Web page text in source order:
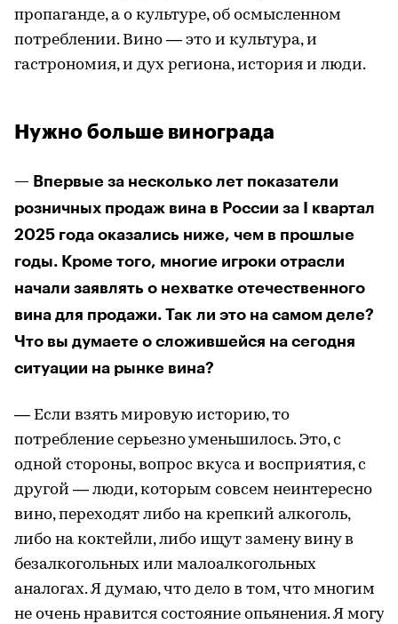
пропаганде, а о культуре, об осмысленном
потреблении. Вино — это и культура, и
гастрономия, и дух региона, история и люди.
Нужно больше винограда
— Впервые за несколько лет показатели
розничных продаж вина в России за I квартал
2025 года оказались ниже, чем в прошлые
годы. Кроме того, многие игроки отрасли
начали заявлять о нехватке отечественного
вина для продажи. Так ли это на самом деле?
Что вы думаете о сложившейся на сегодня
ситуации на рынке вина?
— Если взять мировую историю, то
потребление серьезно уменьшилось. Это, с
одной стороны, вопрос вкуса и восприятия, с
другой — люди, которым совсем неинтересно
вино, переходят либо на крепкий алкоголь,
либо на коктейли, либо ищут замену вину в
безалкогольных или малоалкогольных
аналогах. Я думаю, что дело в том, что многим
не очень нравится состояние опьянения. Я могу